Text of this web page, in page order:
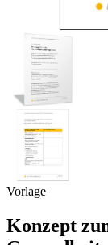
Vorlage
Konzept